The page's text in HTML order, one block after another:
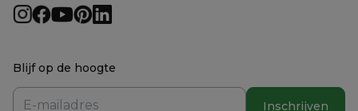
Blijf op de hoogte
Inschrijven